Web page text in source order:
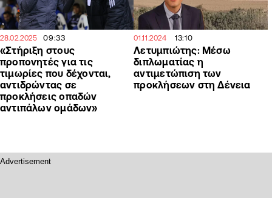
28.02.2025 09:33
«Στήριξη στους
προπονητές για τις
τιμωρίες που δέχονται,
αντιδρώντας σε
προκλήσεις οπαδών
αντιπάλων ομάδων»
01.11.2024 13:10
Λετυμπιώτης: Μέσω
διπλωματίας η
αντιμετώπιση των
προκλήσεων στη Δένεια